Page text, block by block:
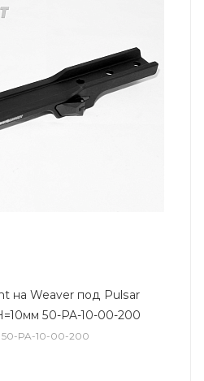
на Weaver под Pulsar
50-PA-10-00-200
50-PA-10-00-200